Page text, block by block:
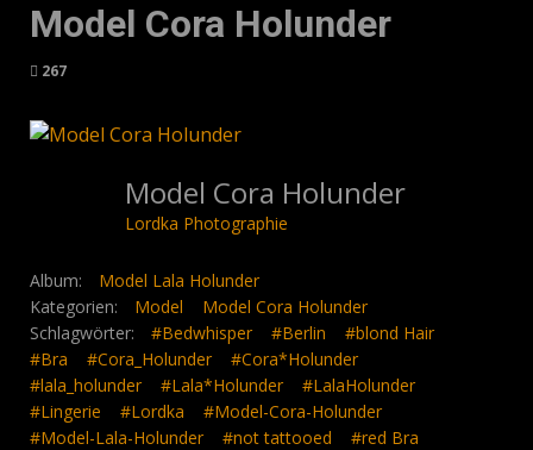
Model Cora Holunder
267
Model Cora Holunder
Lordka Photographie
Album:
Model Lala Holunder
Kategorien:
Model
Model Cora Holunder
Schlagwörter:
#Bedwhisper #Berlin
#blond Hair
#Bra
#Cora_Holunder
#Cora*Holunder
#lala_holunder
#Lala*Holunder
#LalaHolunder
#Lingerie
#Lordka
#Model-Cora-Holunder
#Model-Lala-Holunder
#not tattooed
#red Bra